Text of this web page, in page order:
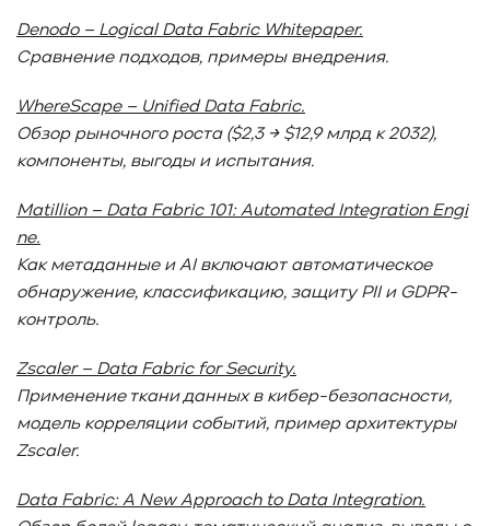
Denodo – Logical Data Fabric Whitepaper.
Сравнение подходов, примеры внедрения.
WhereScape – Unified Data Fabric.
Обзор рыночного роста ($2,3 → $12,9 млрд к 2032),
компоненты, выгоды и испытания.
Matillion – Data Fabric 101: Automated Integration Engi
ne.
Как метаданные и AI включают автоматическое
обнаружение, классификацию, защиту PII и GDPR-
контроль.
Zscaler – Data Fabric for Security.
Применение ткани данных в кибер-безопасности,
модель корреляции событий, пример архитектуры
Zscaler.
Data Fabric: A New Approach to Data Integration.